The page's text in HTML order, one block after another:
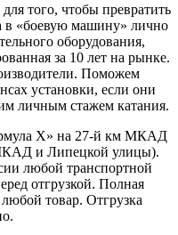
того, чтобы превратить
в «боевую машину» лично
оборудования,
за 10 лет на рынке.
Поможем
установки, если они
личным стажем катания.
X» на 27-й км МКАД
и Липецкой улицы).
любой транспортной
отгрузкой. Полная
товар. Отгрузка